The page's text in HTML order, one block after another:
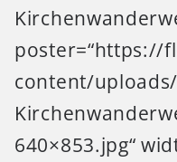
poster=“https://
content/
640×853.jpg“